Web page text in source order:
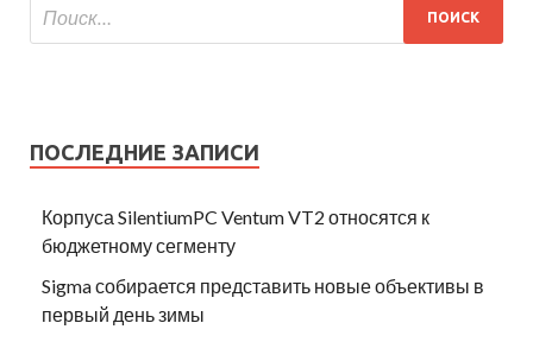
ПОСЛЕДНИЕ ЗАПИСИ
Корпуса SilentiumPC Ventum VT2 относятся к
бюджетному сегменту
Sigma собирается представить новые объективы в
первый день зимы